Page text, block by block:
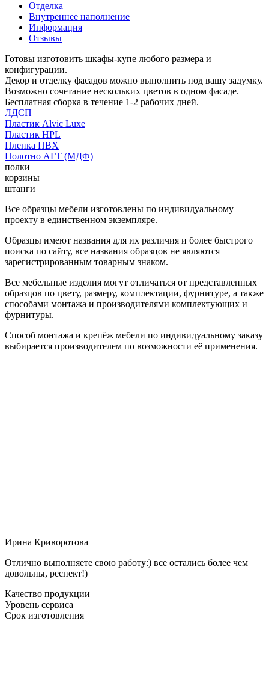
Отделка
Внутреннее наполнение
Информация
Отзывы
Готовы изготовить шкафы-купе любого размера и
конфигурации.
Декор и отделку фасадов можно выполнить под вашу задумку.
Возможно сочетание нескольких цветов в одном фасаде.
Бесплатная сборка в течение 1-2 рабочих дней.
ЛДСП
Пластик Alvic Luxe
Пластик HPL
Пленка ПВХ
Полотно АГТ (МДФ)
полки
корзины
штанги
Все образцы мебели изготовлены по индивидуальному
проекту в единственном экземпляре.
Образцы имеют названия для их различия и более быстрого
поиска по сайту, все названия образцов не являются
зарегистрированным товарным знаком.
Все мебельные изделия могут отличаться от представленных
образцов по цвету, размеру, комплектации, фурнитуре, а также
способами монтажа и производителями комплектующих и
фурнитуры.
Способ монтажа и крепёж мебели по индивидуальному заказу
выбирается производителем по возможности её применения.
Ирина Криворотова
Отлично выполняете свою работу:) все остались более чем
довольны, респект!)
Качество продукции
Уровень сервиса
Срок изготовления